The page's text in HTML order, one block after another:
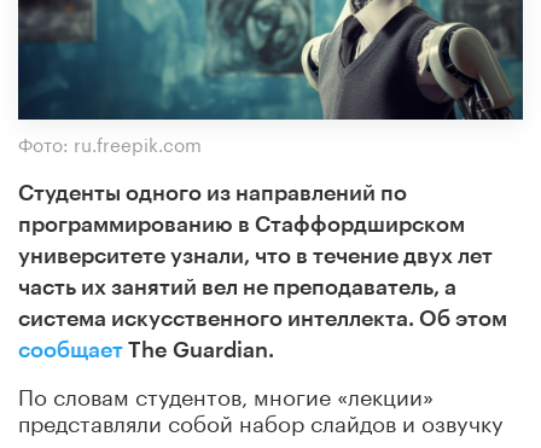
Фото: ru.freepik.com
Студенты одного из направлений по
программированию в Стаффордширском
университете узнали, что в течение двух лет
часть их занятий вел не преподаватель, а
система искусственного интеллекта. Об этом
сообщает The Guardian.
По словам студентов, многие «лекции»
представляли собой набор слайдов и озвучку